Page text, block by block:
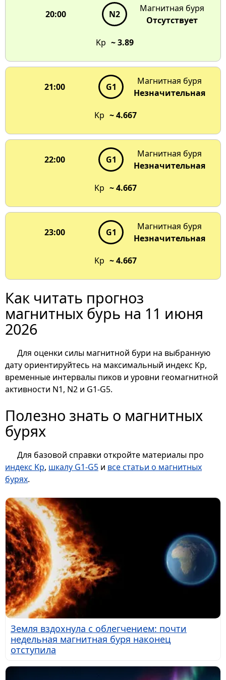
20:00 N2
Магнитная буря
Отсутствует
Kp ~ 3.89
21:00 G1
Магнитная буря
Незначительная
Kp ~ 4.667
22:00 G1
Магнитная буря
Незначительная
Kp ~ 4.667
23:00 G1
Магнитная буря
Незначительная
Kp ~ 4.667
Как читать прогноз
магнитных бурь на 11 июня
2026
Для оценки силы магнитной бури на выбранную
дату ориентируйтесь на максимальный индекс Kp,
временные интервалы пиков и уровни геомагнитной
активности N1, N2 и G1-G5.
Полезно знать о магнитных
бурях
Для базовой справки откройте материалы про
индекс Kp, шкалу G1-G5 и все статьи о магнитных
бурях.
Земля вздохнула с облегчением: почти
недельная магнитная буря наконец
отступила